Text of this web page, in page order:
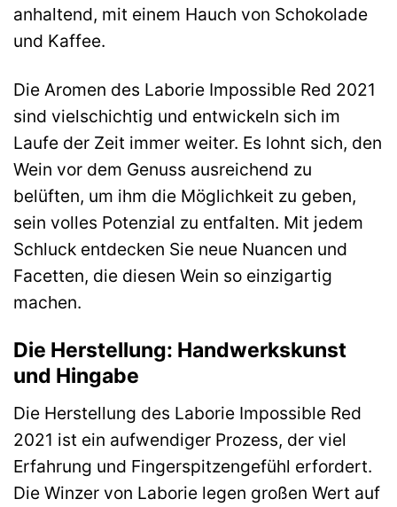
anhaltend, mit einem Hauch von Schokolade
und Kaffee.
Die Aromen des Laborie Impossible Red 2021
sind vielschichtig und entwickeln sich im
Laufe der Zeit immer weiter. Es lohnt sich, den
Wein vor dem Genuss ausreichend zu
belüften, um ihm die Möglichkeit zu geben,
sein volles Potenzial zu entfalten. Mit jedem
Schluck entdecken Sie neue Nuancen und
Facetten, die diesen Wein so einzigartig
machen.
Die Herstellung: Handwerkskunst
und Hingabe
Die Herstellung des Laborie Impossible Red
2021 ist ein aufwendiger Prozess, der viel
Erfahrung und Fingerspitzengefühl erfordert.
Die Winzer von Laborie legen großen Wert auf